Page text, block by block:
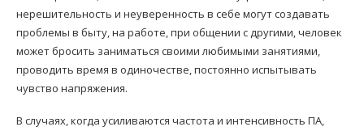
нерешительность и неуверенность в себе могут создавать
проблемы в быту, на работе, при общении с другими, человек
может бросить заниматься своими любимыми занятиями,
проводить время в одиночестве, постоянно испытывать
чувство напряжения.
В случаях, когда усиливаются частота и интенсивность ПА,